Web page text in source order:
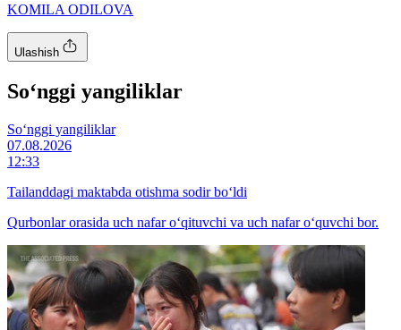
KOMILA ODILOVA
Ulashish
So‘nggi yangiliklar
So‘nggi yangiliklar
07.08.2026
12:33
Tailanddagi maktabda otishma sodir bo‘ldi
Qurbonlar orasida uch nafar o‘qituvchi va uch nafar o‘quvchi bor.